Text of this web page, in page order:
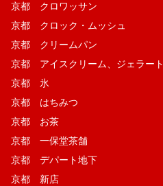
京都 クロワッサン
京都 クロック・ムッシュ
京都 クリームパン
京都 アイスクリーム、ジェラート
京都 氷
京都 はちみつ
京都 お茶
京都 一保堂茶舗
京都 デパート地下
京都 新店